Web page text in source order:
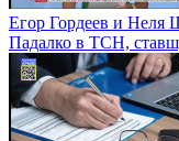
Егор Гордеев и Неля
Падалко в ТСН,